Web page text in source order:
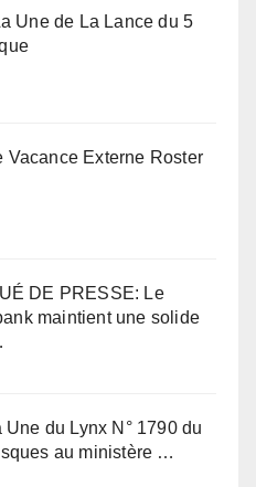
Une de La Lance du 5
Vacance Externe Roster
DE PRESSE: Le
maintient une solide
du Lynx N° 1790 du
au ministère …